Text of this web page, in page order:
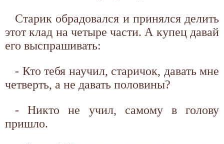
Старик обрадовался и принялся делить
этот клад на четыре части. А купец давай
его выспрашивать:
- Кто тебя научил, старичок, давать мне
четверть, а не давать половины?
- Никто не учил, самому в голову
пришло.